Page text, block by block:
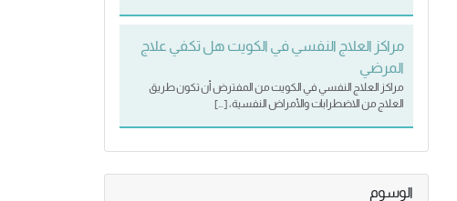
مراكز العلاج النفسي في الكويت هل تكفي علاج
المرضي
مراكز العلاج النفسي في الكويت من المفترض أن تكون طريق
العلاج من الاضطرابات والأمراض النفسية، […]
الوسوم